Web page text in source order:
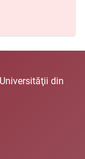
din